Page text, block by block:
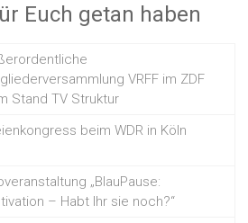
Euch getan haben
VRFF im ZDF
Stand TV Struktur
beim WDR in Köln
„BlauPause:
– Habt Ihr sie noch?“